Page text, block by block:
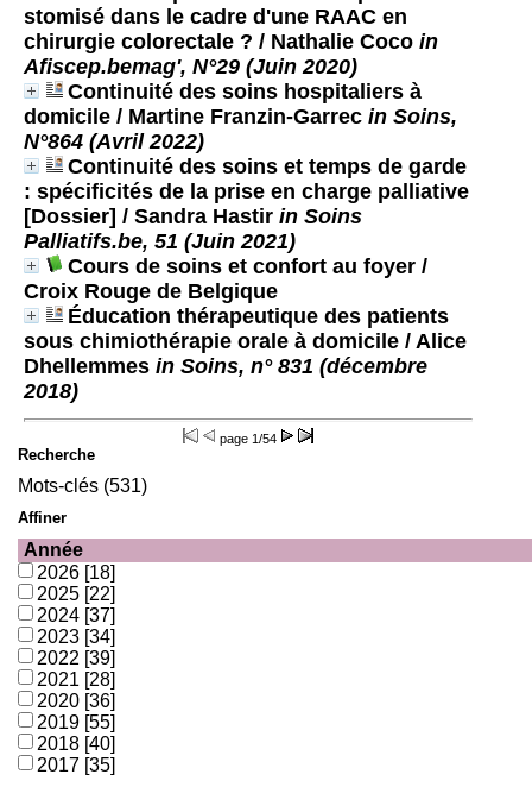
stomisé dans le cadre d'une RAAC en
chirurgie colorectale ? / Nathalie Coco in
Afiscep.bemag', N°29 (Juin 2020)
Continuité des soins hospitaliers à
domicile / Martine Franzin-Garrec in Soins,
N°864 (Avril 2022)
Continuité des soins et temps de garde
: spécificités de la prise en charge palliative
[Dossier] / Sandra Hastir in Soins
Palliatifs.be, 51 (Juin 2021)
Cours de soins et confort au foyer /
Croix Rouge de Belgique
Éducation thérapeutique des patients
sous chimiothérapie orale à domicile / Alice
Dhellemmes in Soins, n° 831 (décembre
2018)
page 1/54
Recherche
Mots-clés (531)
Affiner
Année
2026 [18]
2025 [22]
2024 [37]
2023 [34]
2022 [39]
2021 [28]
2020 [36]
2019 [55]
2018 [40]
2017 [35]